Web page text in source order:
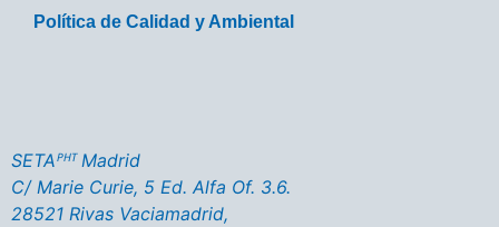
Política de Calidad y Ambiental
SETAᴾᴴᵀ Madrid
C/ Marie Curie, 5 Ed. Alfa Of. 3.6.
28521 Rivas Vaciamadrid,